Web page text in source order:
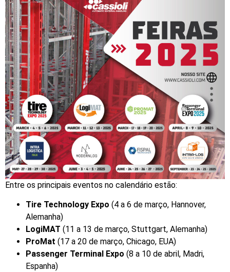
Entre os principais eventos no calendário estão:
Tire Technology Expo (4 a 6 de março, Hannover,
Alemanha)
LogiMAT (11 a 13 de março, Stuttgart, Alemanha)
ProMat (17 a 20 de março, Chicago, EUA)
Passenger Terminal Expo (8 a 10 de abril, Madri,
Espanha)